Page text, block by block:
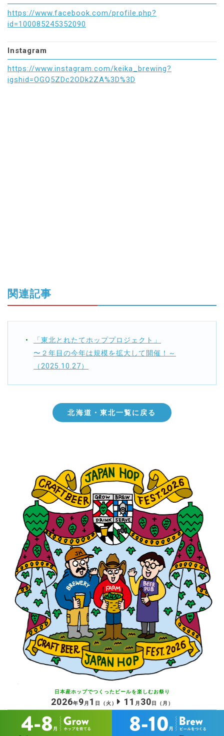
https://www.facebook.com/profile.php?
id=100085245352090
Instagram
https://www.instagram.com/keika_brewing?
igshid=OGQ5ZDc2ODk2ZA%3D%3D
関連記事
「東北とれたてホッププロジェクト」
〜２年目の今年は規模を拡大して開催！～
（2025.10.27）
北海道・東北一覧に戻る
日本産ホップでつくったビールを楽しむお祭り
2026年9 月 1 日 （火） 11 月 30 日 （月）